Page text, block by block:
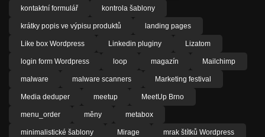
kontaktní formulář kontrola šablony
krátky popis ve výpisu produktů landing pages
Like box Wordpress Linkedin pluginy Lizatom
login form Wordpress loop magazín Mailchimp
malware malware scanners Marketing festival
Media deduper meetup MeetUp Brno
menu_order měny metabox
minimalistické šablony Mirage mrak štítků Wordpress